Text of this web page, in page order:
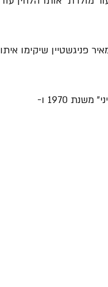
פניגשטיין שיקימו איתו
5. בין התוכניות להן היה שותף במהלך שירותו הצבאי היתה "בהיאחזות הנח"ל בסיני" משנת 1970 ו-